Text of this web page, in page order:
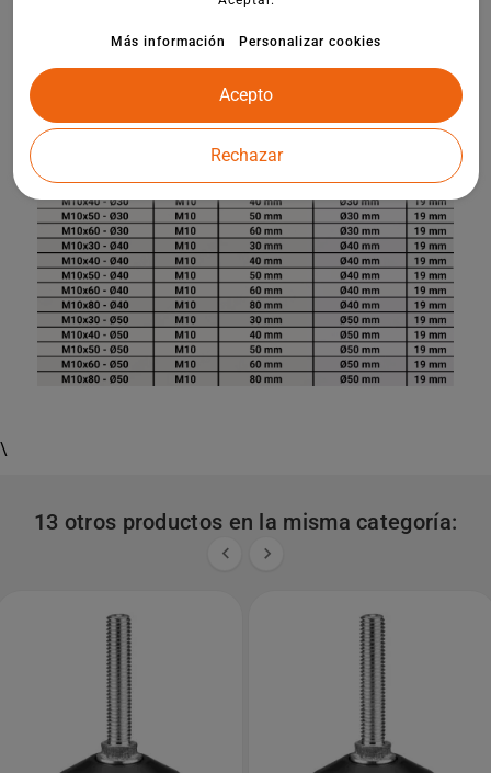
\
13 otros productos en la misma categoría:
 
Más información Personalizar cookies
Rechazar
Acepto